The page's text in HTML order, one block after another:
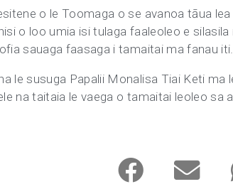
o le Toomaga o se avanoa tāua
o loo umia isi tulaga faaleoleo e
sauaga faasaga i tamaitai ma fanau iti.
le susuga Papalii Monalisa Tiai Keti ma
na taitaia le vaega o tamaitai leoleo sa